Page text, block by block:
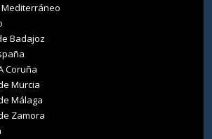
Mediterráneo
Badajoz
Coruña
Murcia
Málaga
Zamora